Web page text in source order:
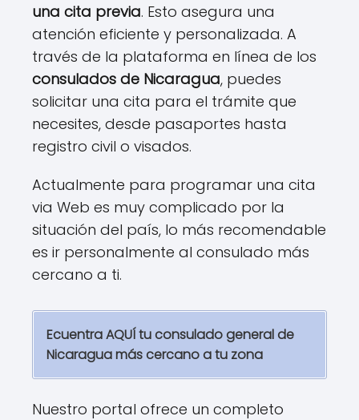
una cita previa. Esto asegura una
atención eficiente y personalizada. A
través de la plataforma en línea de los
consulados de Nicaragua, puedes
solicitar una cita para el trámite que
necesites, desde pasaportes hasta
registro civil o visados.
Actualmente para programar una cita
via Web es muy complicado por la
situación del país, lo más recomendable
es ir personalmente al consulado más
cercano a ti.
Ecuentra AQUÍ tu consulado general de
Nicaragua más cercano a tu zona
Nuestro portal ofrece un completo